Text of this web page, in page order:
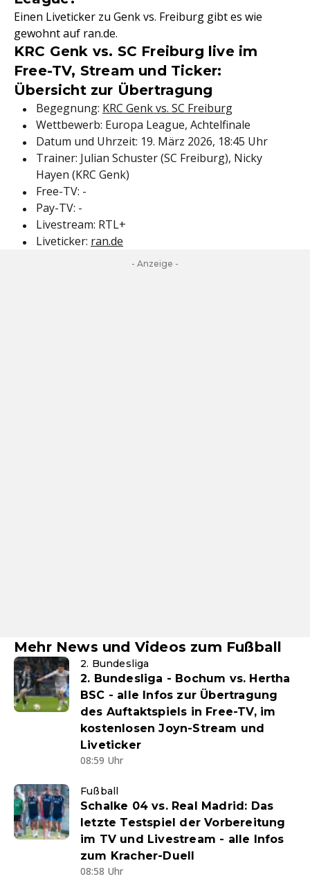
Einen Liveticker zu Genk vs. Freiburg gibt es wie
gewohnt auf ran.de.
KRC Genk vs. SC Freiburg live im
Free-TV, Stream und Ticker:
Übersicht zur Übertragung
Begegnung: KRC Genk vs. SC Freiburg
Wettbewerb: Europa League, Achtelfinale
Datum und Uhrzeit: 19. März 2026, 18:45 Uhr
Trainer: Julian Schuster (SC Freiburg), Nicky
Hayen (KRC Genk)
Free-TV: -
Pay-TV: -
Livestream: RTL+
Liveticker: ran.de
- Anzeige -
Mehr News und Videos zum Fußball
2. Bundesliga
2. Bundesliga - Bochum vs. Hertha
BSC - alle Infos zur Übertragung
des Auftaktspiels in Free-TV, im
kostenlosen Joyn-Stream und
Liveticker
08:59 Uhr
Fußball
Schalke 04 vs. Real Madrid: Das
letzte Testspiel der Vorbereitung
im TV und Livestream - alle Infos
zum Kracher-Duell
08:58 Uhr